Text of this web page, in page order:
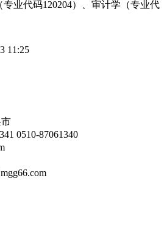
专业代码120204）、审计学（专业代
11:25
0510-87061340